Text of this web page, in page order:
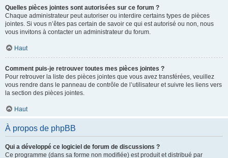
Quelles pièces jointes sont autorisées sur ce forum ?
Chaque administrateur peut autoriser ou interdire certains types de pièces
jointes. Si vous n’êtes pas certain de savoir ce qui est autorisé ou non, nous
vous invitons à contacter un administrateur du forum.
Haut
Comment puis-je retrouver toutes mes pièces jointes ?
Pour retrouver la liste des pièces jointes que vous avez transférées, veuillez
vous rendre dans le panneau de contrôle de l’utilisateur et suivre les liens vers
la section des pièces jointes.
Haut
À propos de phpBB
Qui a développé ce logiciel de forum de discussions ?
Ce programme (dans sa forme non modifiée) est produit et distribué par